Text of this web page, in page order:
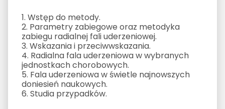
1. Wstęp do metody.
2. Parametry zabiegowe oraz metodyka
zabiegu radialnej fali uderzeniowej.
3. Wskazania i przeciwwskazania.
4. Radialna fala uderzeniowa w wybranych
jednostkach chorobowych.
5. Fala uderzeniowa w świetle najnowszych
doniesień naukowych.
6. Studia przypadków.